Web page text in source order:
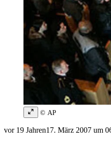
© AP
vor 19 Jahren17. März 2007 um